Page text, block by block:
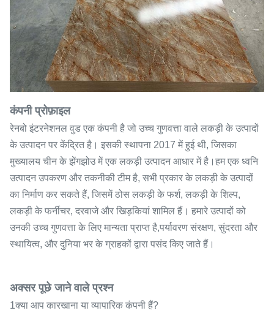
कंपनी प्रोफ़ाइल
रेनबो इंटरनेशनल वुड एक कंपनी है जो उच्च गुणवत्ता वाले लकड़ी के उत्पादों
के उत्पादन पर केंद्रित है। इसकी स्थापना 2017 में हुई थी, जिसका
मुख्यालय चीन के झेंगझोउ में एक लकड़ी उत्पादन आधार में है।हम एक ध्वनि
उत्पादन उपकरण और तकनीकी टीम है, सभी प्रकार के लकड़ी के उत्पादों
का निर्माण कर सकते हैं, जिसमें ठोस लकड़ी के फर्श, लकड़ी के शिल्प,
लकड़ी के फर्नीचर, दरवाजे और खिड़कियां शामिल हैं। हमारे उत्पादों को
उनकी उच्च गुणवत्ता के लिए मान्यता प्राप्त है,पर्यावरण संरक्षण, सुंदरता और
स्थायित्व, और दुनिया भर के ग्राहकों द्वारा पसंद किए जाते हैं।
अक्सर पूछे जाने वाले प्रश्न
1क्या आप कारखाना या व्यापारिक कंपनी हैं?